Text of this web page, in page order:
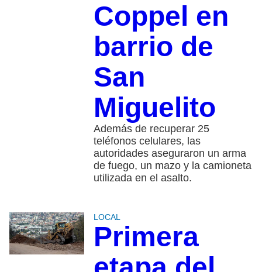
Coppel en
barrio de
San
Miguelito
Además de recuperar 25
teléfonos celulares, las
autoridades aseguraron un arma
de fuego, un mazo y la camioneta
utilizada en el asalto.
LOCAL
Primera